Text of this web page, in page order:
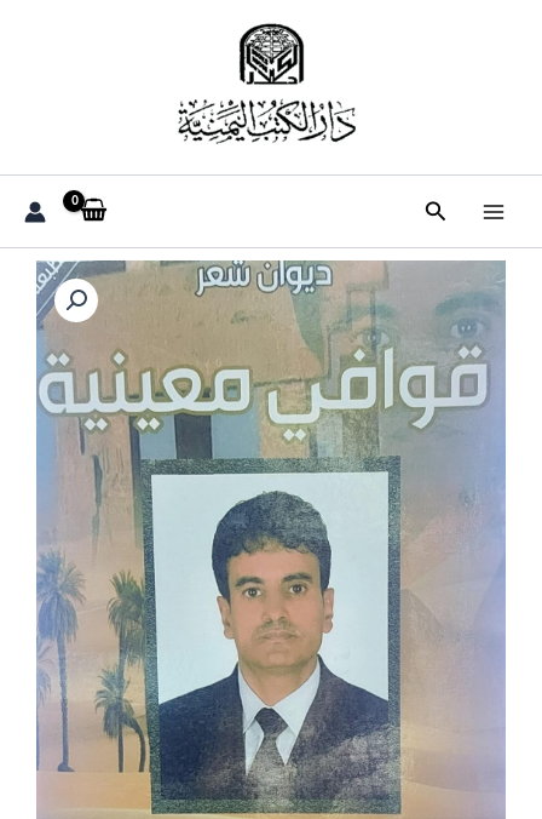
البحث
قوافي
معينية
ديوان
شعر(ابو
المحسني)